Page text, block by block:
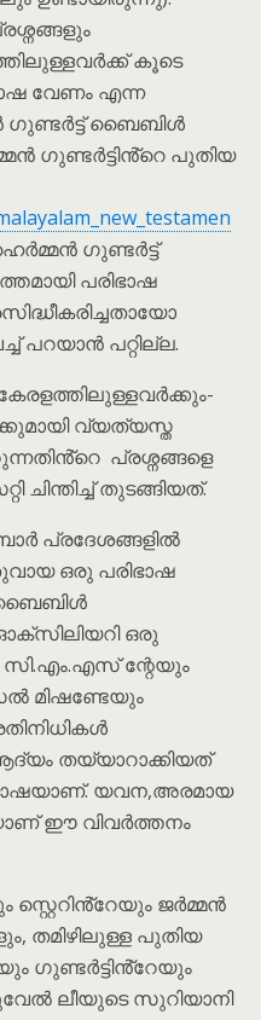
കൂടെ
വേണം എന്ന
ഗുണ്ടർട്ട് ബൈബിൾ
ഗുണ്ടർട്ടിൻ്റെ പുതിയ
ഗുണ്ടർട്ട്
പരിഭാഷ
പറയാൻ പറ്റില്ല.
വ്യത്യസ്ത
പ്രശ്നങ്ങളെ
തുടങ്ങിയത്.
പ്രദേശങ്ങളിൽ
ഒരു പരിഭാഷ
ബൈബിൾ
ഒരു
സി.എം.എസ് ന്റേയും
മിഷണ്ടേയും
ആദ്യം തയ്യാറാക്കിയത്
യവന,അരമായ
ഈ വിവർത്തനം
ജർമ്മൻ
തമിഴിലുള്ള പുതിയ
ഗുണ്ടർട്ടിൻ്റേയും
ലീയുടെ സുറിയാനി